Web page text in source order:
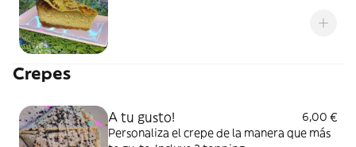
Crepes
A tu gusto!
6,00 €
Personaliza el crepe de la manera que más